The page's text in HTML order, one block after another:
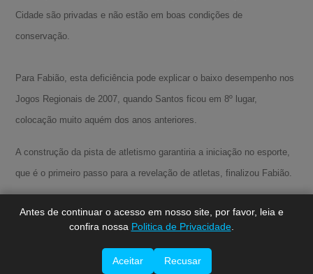
Antes de continuar o acesso em nosso site, por favor, leia e
confira nossa Politica de Privacidade.
Aceitar Recusar
Cidade são privadas e não estão em boas condições de
conservação.
Para Fabião, esta deficiência pode explicar o baixo desempenho nos
Jogos Regionais de 2007, quando Santos ficou em 8º lugar,
colocação muito aquém dos anos anteriores.
A construção da pista de atletismo garantiria a iniciação no esporte,
que é o primeiro passo para a revelação de atletas, finalizou Fabião.